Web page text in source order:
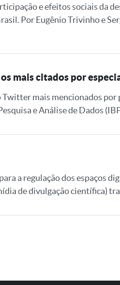
e efeitos sociais da
Por Eugênio Trivinho e
mais citados por
mais mencionados
e Análise de Dados
a regulação dos espaços
de divulgação científica)